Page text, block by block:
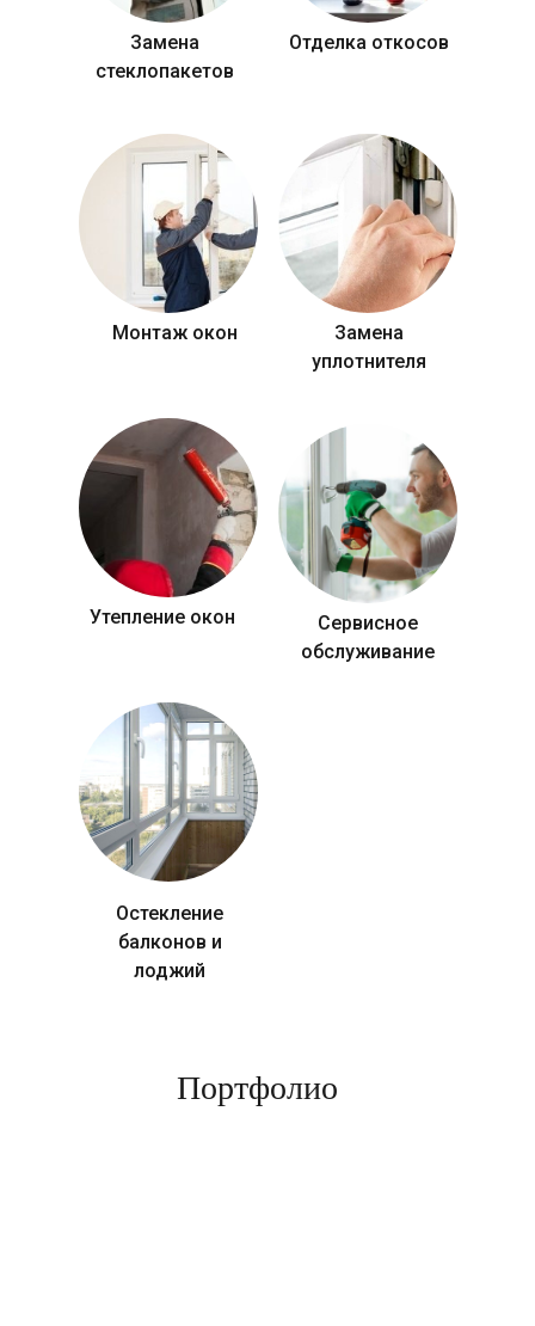
Замена
стеклопакетов
Отделка откосов
Монтаж окон
Замена
уплотнителя
Утепление окон
Сервисное
обслуживание
Остекление
балконов и
лоджий
Портфолио